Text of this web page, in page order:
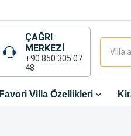
ÇAĞRI
MERKEZİ
+90 850 305 07
48
Favori Villa Özellikleri